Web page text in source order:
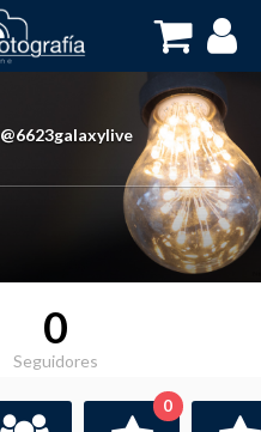
@6623galaxylive
0
Seguidores
0